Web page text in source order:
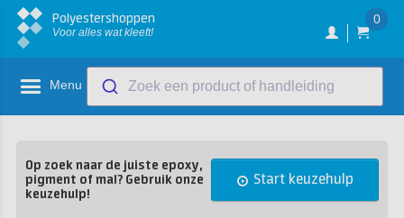
Polyestershoppen
Voor alles wat kleeft!
0
Menu Zoek een product of handleiding
Op zoek naar de juiste epoxy,
pigment of mal? Gebruik onze
keuzehulp!
Start keuzehulp